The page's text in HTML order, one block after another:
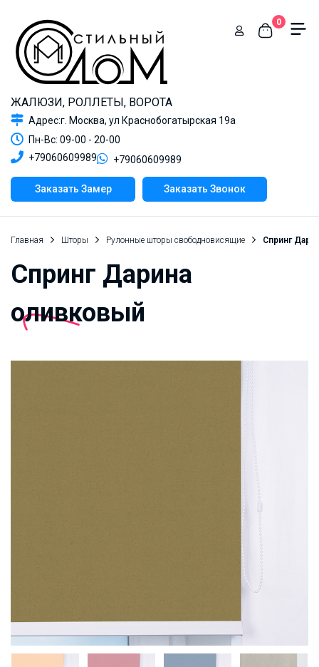
ЖАЛЮЗИ, РОЛЛЕТЫ, ВОРОТА
Адрес:г. Москва, ул Краснобогатырская 19а
Пн-Вс: 09-00 - 20-00
+79060609989
+79060609989
Заказать Замер Заказать Звонок
0
Главная Шторы Рулонные шторы свободновисящие Спринг
Спринг Дарина
оливковый